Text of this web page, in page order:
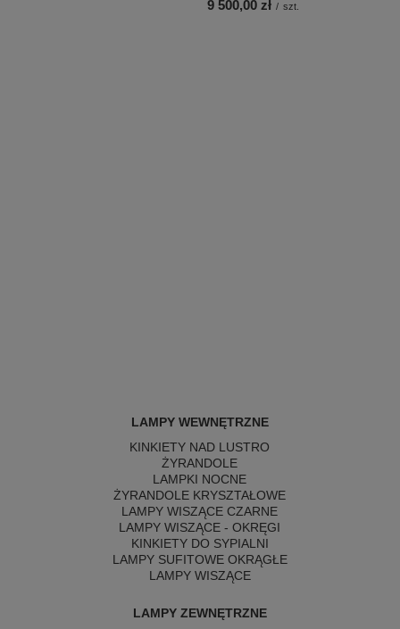
9 500,00 zł / szt.
LAMPY WEWNĘTRZNE
KINKIETY NAD LUSTRO
ŻYRANDOLE
LAMPKI NOCNE
ŻYRANDOLE KRYSZTAŁOWE
LAMPY WISZĄCE CZARNE
LAMPY WISZĄCE - OKRĘGI
KINKIETY DO SYPIALNI
LAMPY SUFITOWE OKRĄGŁE
LAMPY WISZĄCE
LAMPY ZEWNĘTRZNE